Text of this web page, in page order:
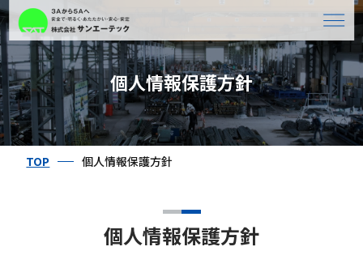
個人情報保護方針
TOP 個人情報保護方針
個人情報保護方針